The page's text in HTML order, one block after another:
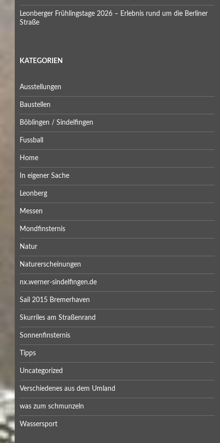
Leonberger Frühlingstage 2026 – Erlebnis rund um die Berliner
Straße
KATEGORIEN
Ausstellungen
Baustellen
Böblingen / Sindelfingen
Fussball
Home
In eigener Sache
Leonberg
Messen
Mondfinsternis
Natur
Naturerscheinungen
nx.werner-sindelfingen.de
Sail 2015 Bremerhaven
Skurriles am Straßenrand
Sonnenfinsternis
Tipps
Uncategorized
Verschiedenes aus dem Umland
was zum schmunzeln
Wassersport